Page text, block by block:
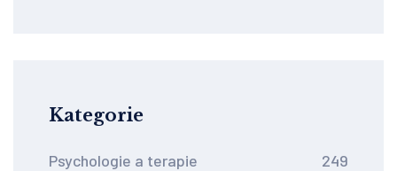
Kategorie
Psychologie a terapie 249